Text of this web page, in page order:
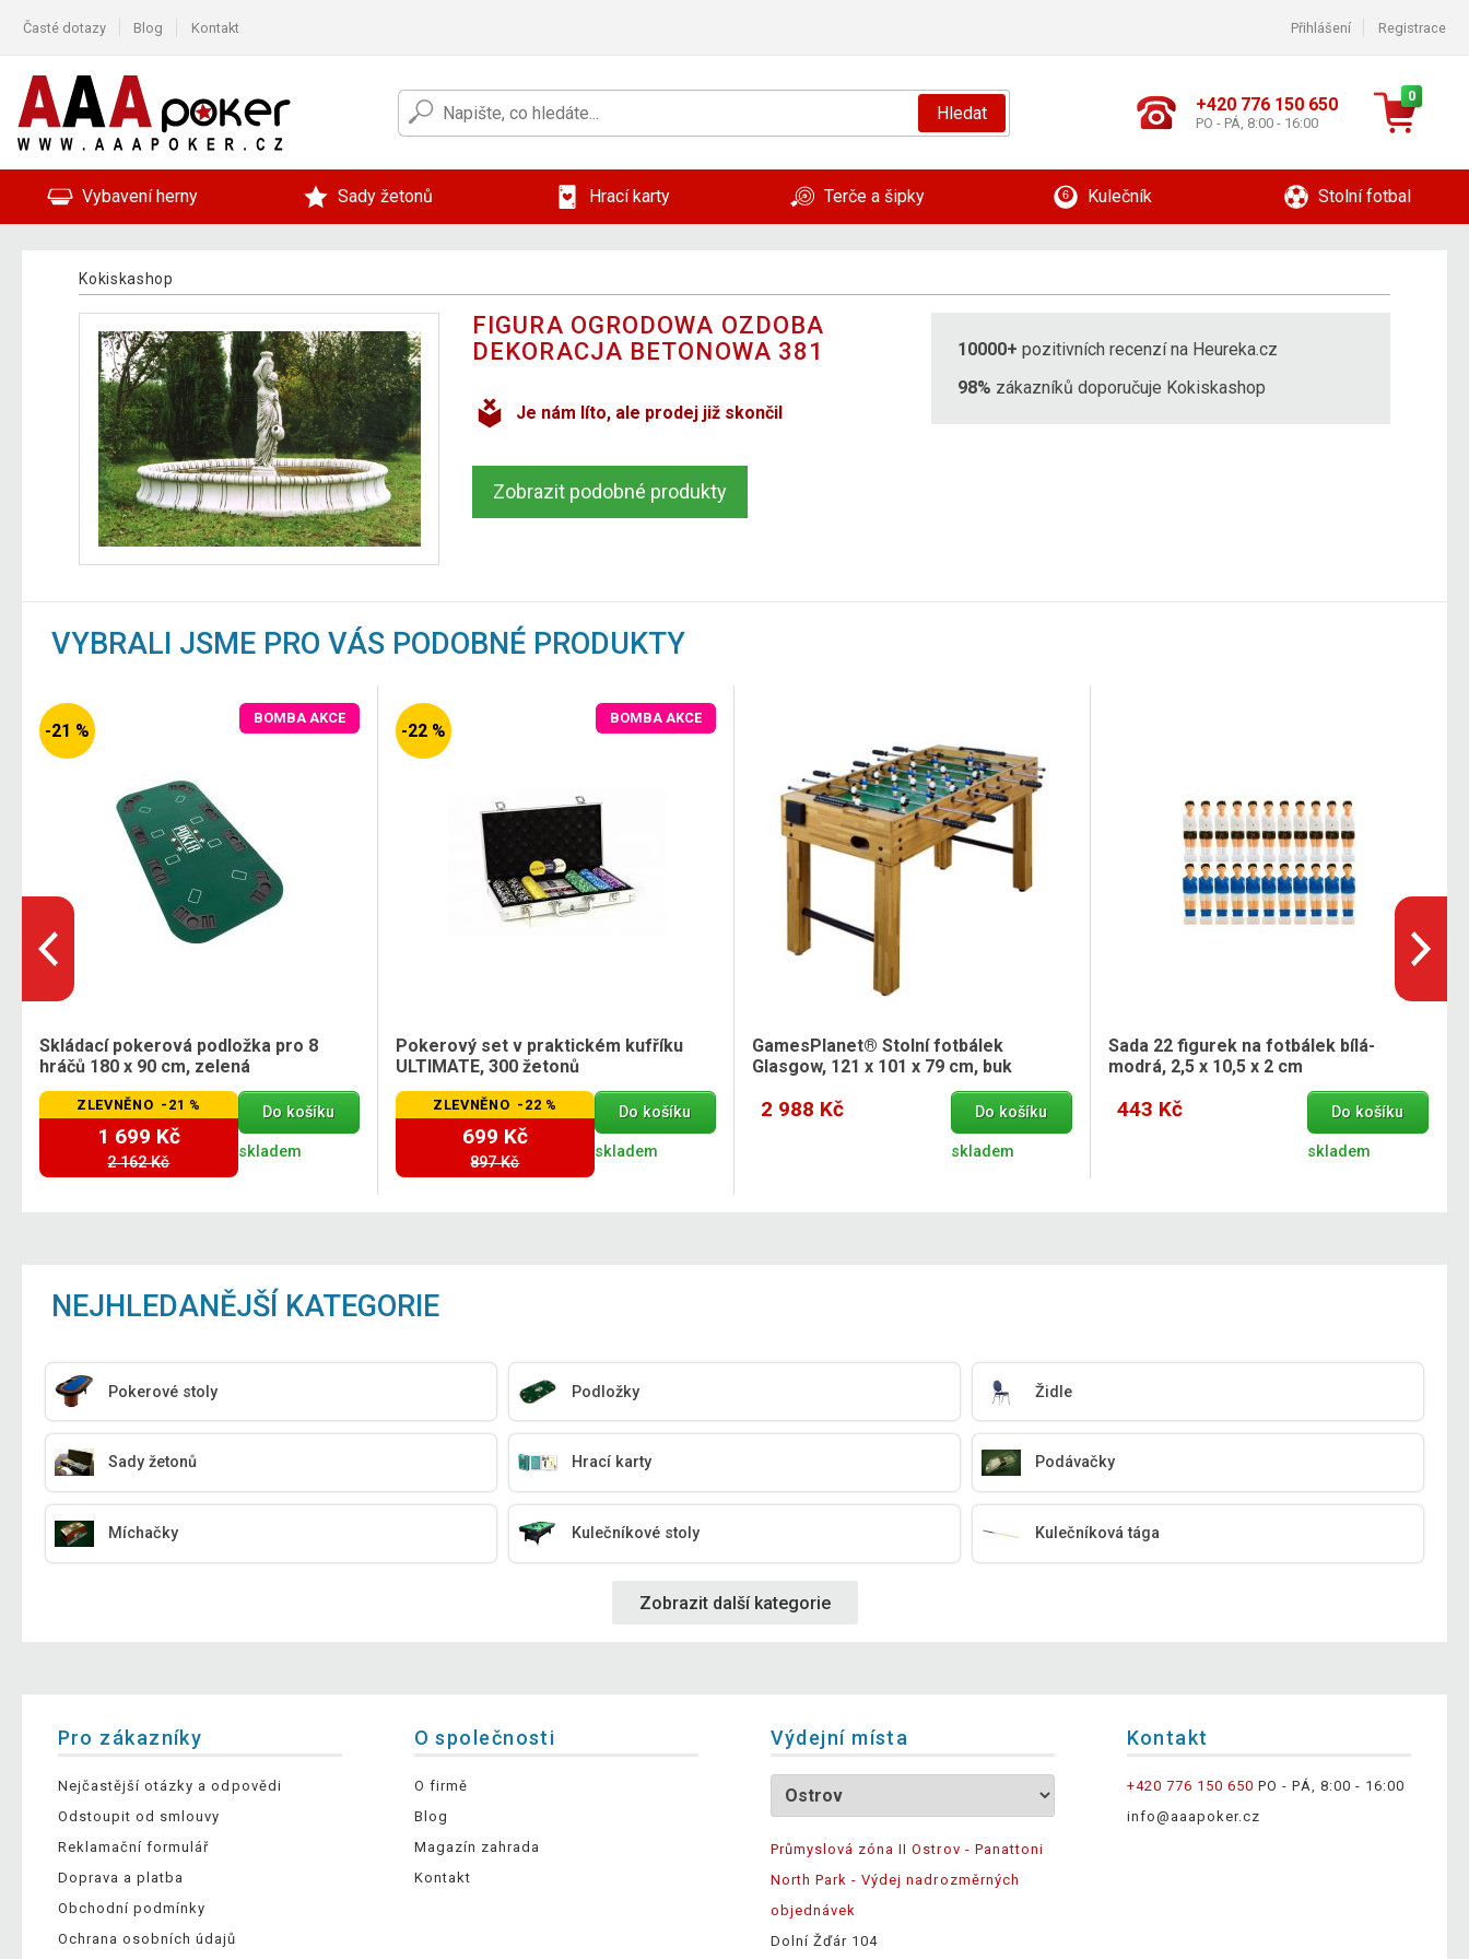
Časté dotazy Blog Kontakt Přihlášení Registrace
Hledat +420 776 150 650
PO - PÁ, 8:00 - 16:00
0
Vybavení herny Sady žetonů Hrací karty Terče a šipky Kulečník Stolní fotbal
Kokiskashop
FIGURA OGRODOWA OZDOBA
DEKORACJA BETONOWA 381
Je nám líto, ale prodej již skončil
Zobrazit podobné produkty
10000+ pozitivních recenzí na Heureka.cz
98% zákazníků doporučuje Kokiskashop
VYBRALI JSME PRO VÁS PODOBNÉ PRODUKTY
-21 %
BOMBA AKCE
Skládací pokerová podložka pro 8
hráčů 180 x 90 cm, zelená
ZLEVNĚNO -21 %
1 699 Kč
2 162 Kč
Do košíku
skladem
-22 %
BOMBA AKCE
Pokerový set v praktickém kufříku
ULTIMATE, 300 žetonů
ZLEVNĚNO -22 %
699 Kč
897 Kč
Do košíku
skladem
GamesPlanet® Stolní fotbálek
Glasgow, 121 x 101 x 79 cm, buk
2 988 Kč Do košíku
skladem
Sada 22 figurek na fotbálek bílá-
modrá, 2,5 x 10,5 x 2 cm
443 Kč Do košíku
skladem
NEJHLEDANĚJŠÍ KATEGORIE
Pokerové stoly Podložky Židle
Sady žetonů Hrací karty Podávačky
Míchačky Kulečníkové stoly Kulečníková tága
Zobrazit další kategorie
Pro zákazníky
Nejčastější otázky a odpovědi
Odstoupit od smlouvy
Reklamační formulář
Doprava a platba
Obchodní podmínky
Ochrana osobních údajů
O společnosti
O firmě
Blog
Magazín zahrada
Kontakt
Výdejní místa
Průmyslová zóna II Ostrov - Panattoni
North Park - Výdej nadrozměrných
objednávek
Dolní Žďár 104
Kontakt
+420 776 150 650 PO - PÁ, 8:00 - 16:00
info@aaapoker.cz